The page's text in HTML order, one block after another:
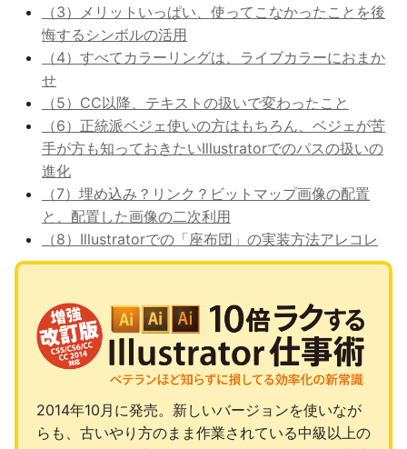
（3）メリットいっぱい、使ってこなかったことを後
悔するシンボルの活用
（4）すべてカラーリングは、ライブカラーにおまか
せ
（5）CC以降、テキストの扱いで変わったこと
（6）正統派ベジェ使いの方はもちろん、ベジェが苦
手が方も知っておきたいIllustratorでのパスの扱いの
進化
（7）埋め込み？リンク？ビットマップ画像の配置
と、配置した画像の二次利用
（8）Illustratorでの「座布団」の実装方法アレコレ
2014年10月に発売。新しいバージョンを使いなが
らも、古いやり方のまま作業されている中級以上の